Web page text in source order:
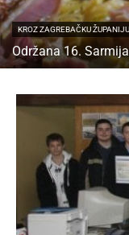
KROZ ZAGREBAČKU ŽUPANIJU
Održana 16.